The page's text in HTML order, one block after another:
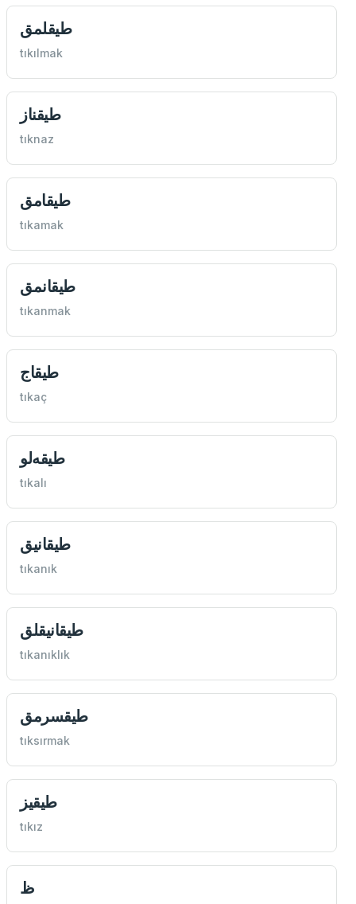
طيقلمق
tıkılmak
طيقناز
tıknaz
طيقامق
tıkamak
طيقانمق
tıkanmak
طيقاج
tıkaç
طيقه‌لو
tıkalı
طيقانيق
tıkanık
طيقانيقلق
tıkanıklık
طيقسرمق
tıksırmak
طيقيز
tıkız
ظ